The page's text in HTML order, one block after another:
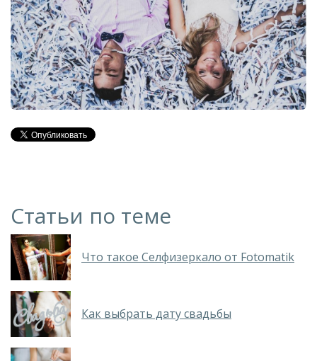
Статьи по теме
Что такое Селфизеркало от Fotomatik
Как выбрать дату свадьбы